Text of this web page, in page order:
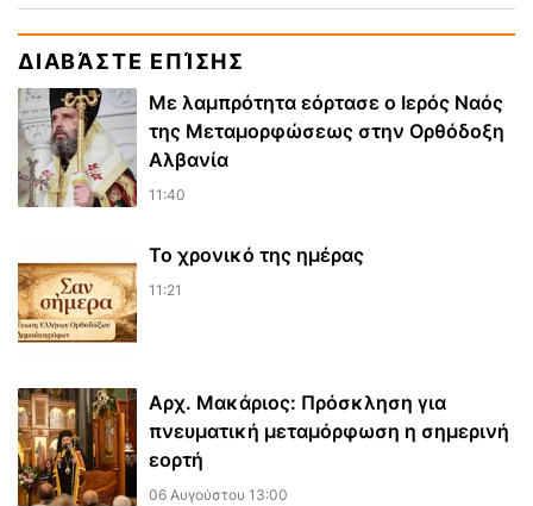
ΔΙΑΒΆΣΤΕ ΕΠΊΣΗΣ
Με λαμπρότητα εόρτασε ο Ιερός Ναός
της Μεταμορφώσεως στην Ορθόδοξη
Αλβανία
11:40
Το χρονικό της ημέρας
11:21
Αρχ. Μακάριος: Πρόσκληση για
πνευματική μεταμόρφωση η σημερινή
εορτή
06 Αυγούστου 13:00